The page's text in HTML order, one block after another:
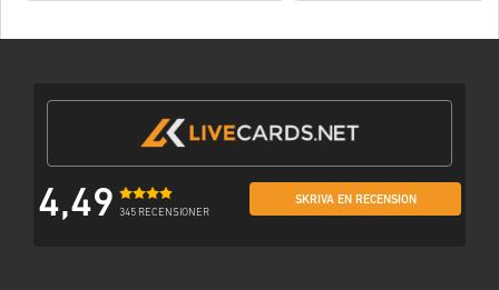
4,49 345 RECENSIONER
SKRIVA EN RECENSION